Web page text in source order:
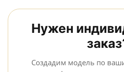
Нужен
Создадим модель по